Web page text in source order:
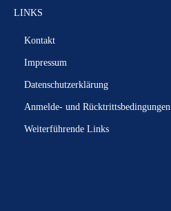
LINKS
Kontakt
Impressum
Datenschutzerklärung
Anmelde- und Rücktrittsbedingungen
Weiterführende Links